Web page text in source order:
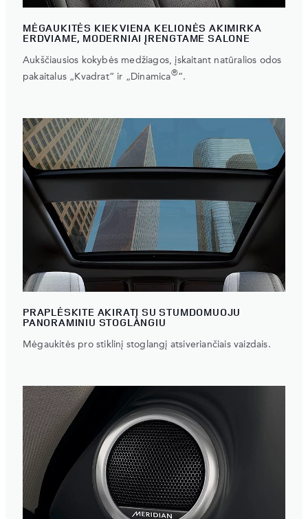
MĖGAUKITĖS KIEKVIENA KELIONĖS AKIMIRKA
ERDVIAME, MODERNIAI ĮRENGTAME SALONE
Aukščiausios kokybės medžiagos, įskaitant natūralios odos
pakaitalus „Kvadrat“ ir „Dinamica®“.
PRAPLĖSKITE AKIRATĮ SU STUMDOMUOJU
PANORAMINIU STOGLANGIU
Mėgaukitės pro stiklinį stoglangį atsiveriančiais vaizdais.